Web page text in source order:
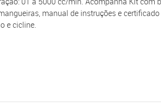
manual de instruções e
e cicline.